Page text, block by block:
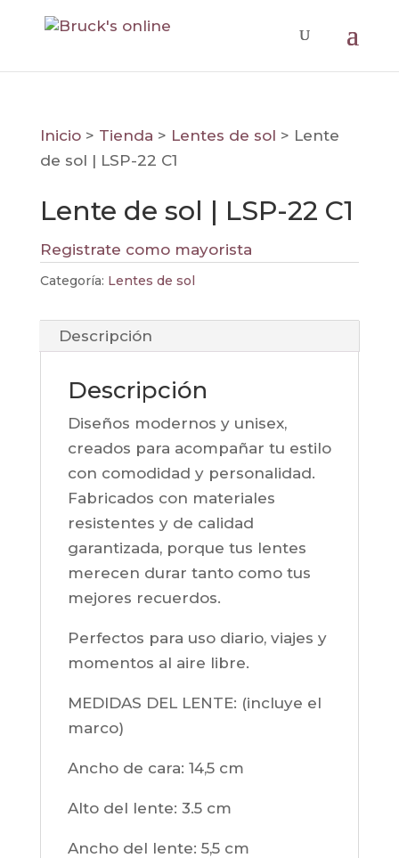
Inicio > Tienda > Lentes de sol > Lente
de sol | LSP-22 C1
Lente de sol | LSP-22 C1
Registrate como mayorista
Categoría: Lentes de sol
Descripción
Descripción
Diseños modernos y unisex,
creados para acompañar tu estilo
con comodidad y personalidad.
Fabricados con materiales
resistentes y de calidad
garantizada, porque tus lentes
merecen durar tanto como tus
mejores recuerdos.
Perfectos para uso diario, viajes y
momentos al aire libre.
MEDIDAS DEL LENTE: (incluye el
marco)
Ancho de cara: 14,5 cm
Alto del lente: 3.5cm
Ancho del lente: 5,5cm